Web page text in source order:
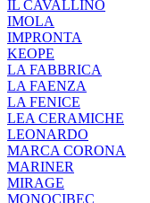
IL CAVALLINO
IMOLA
IMPRONTA
KEOPE
LA FABBRICA
LA FAENZA
LA FENICE
LEA CERAMICHE
LEONARDO
MARCA CORONA
MARINER
MIRAGE
MONOCIBEC